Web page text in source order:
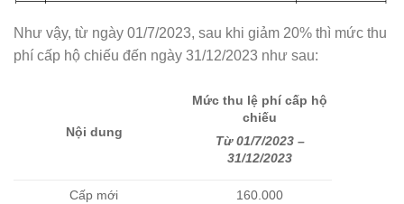
Như vậy, từ ngày 01/7/2023, sau khi giảm 20% thì mức thu
phí cấp hộ chiếu đến ngày 31/12/2023 như sau:
Nội dung
Mức thu lệ phí cấp hộ
chiếu
Từ 01/7/2023 –
31/12/2023
Cấp mới 160.000